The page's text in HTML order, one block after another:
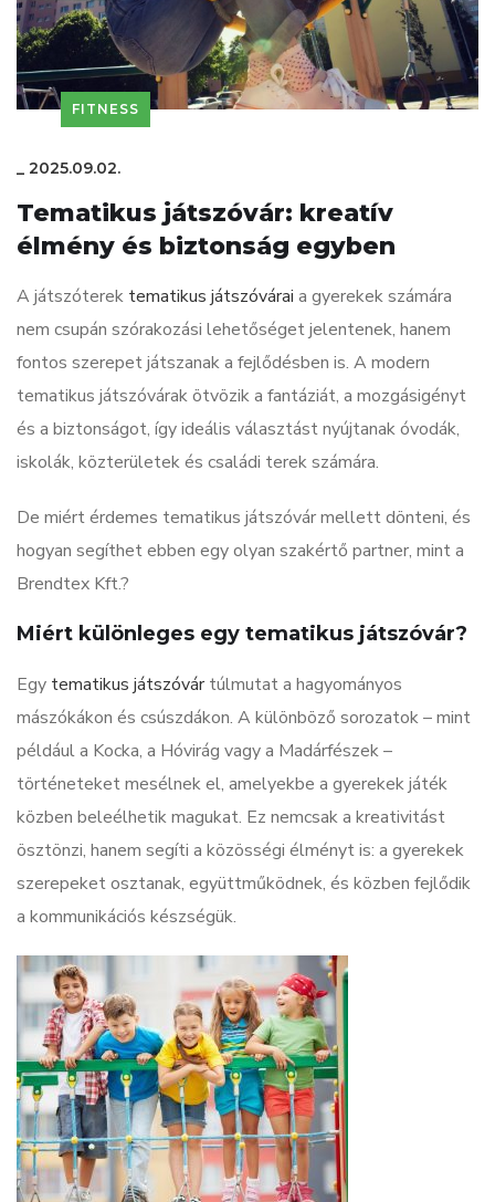
FITNESS
_ 2025.09.02.
Tematikus játszóvár: kreatív
élmény és biztonság egyben
A játszóterek tematikus játszóvárai a gyerekek számára
nem csupán szórakozási lehetőséget jelentenek, hanem
fontos szerepet játszanak a fejlődésben is. A modern
tematikus játszóvárak ötvözik a fantáziát, a mozgásigényt
és a biztonságot, így ideális választást nyújtanak óvodák,
iskolák, közterületek és családi terek számára.
De miért érdemes tematikus játszóvár mellett dönteni, és
hogyan segíthet ebben egy olyan szakértő partner, mint a
Brendtex Kft.?
Miért különleges egy tematikus játszóvár?
Egy tematikus játszóvártúlmutat a hagyományos
mászókákon és csúszdákon. A különböző sorozatok – mint
például a Kocka, a Hóvirág vagy a Madárfészek –
történeteket mesélnek el, amelyekbe a gyerekek játék
közben beleélhetik magukat. Ez nemcsak a kreativitást
ösztönzi, hanem segíti a közösségi élményt is: a gyerekek
szerepeket osztanak, együttműködnek, és közben fejlődik
a kommunikációs készségük.